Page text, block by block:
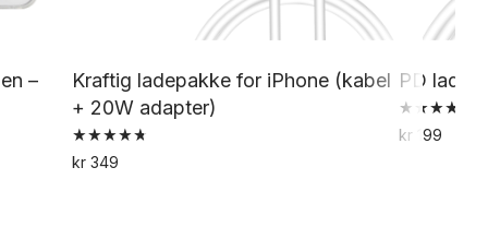
–
Kraftig ladepakke for iPhone (kabel
+ 20W adapter)
Vurdert
4.82
kr349
PD
Vurdert
5.00
kr 199